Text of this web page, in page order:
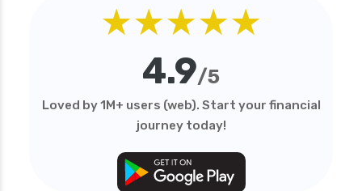
★★★★★
4.9/5
Loved by 1M+ users (web). Start your financial
journey today!